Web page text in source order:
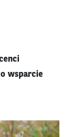
wsparcie